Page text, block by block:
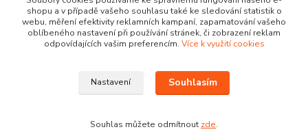
+420 776 619 833
m.francova@maka-design.cz
shopu a v případě vašeho souhlasu také ke sledování statistik o
webu, měření efektivity reklamních kampaní, zapamatování vašeho
oblíbeného nastavení při používání stránek, či zobrazení reklam
odpovídajících vašim preferencím. Více k využití cookies
Nastavení Souhlasím
Souhlas můžete odmítnout zde.